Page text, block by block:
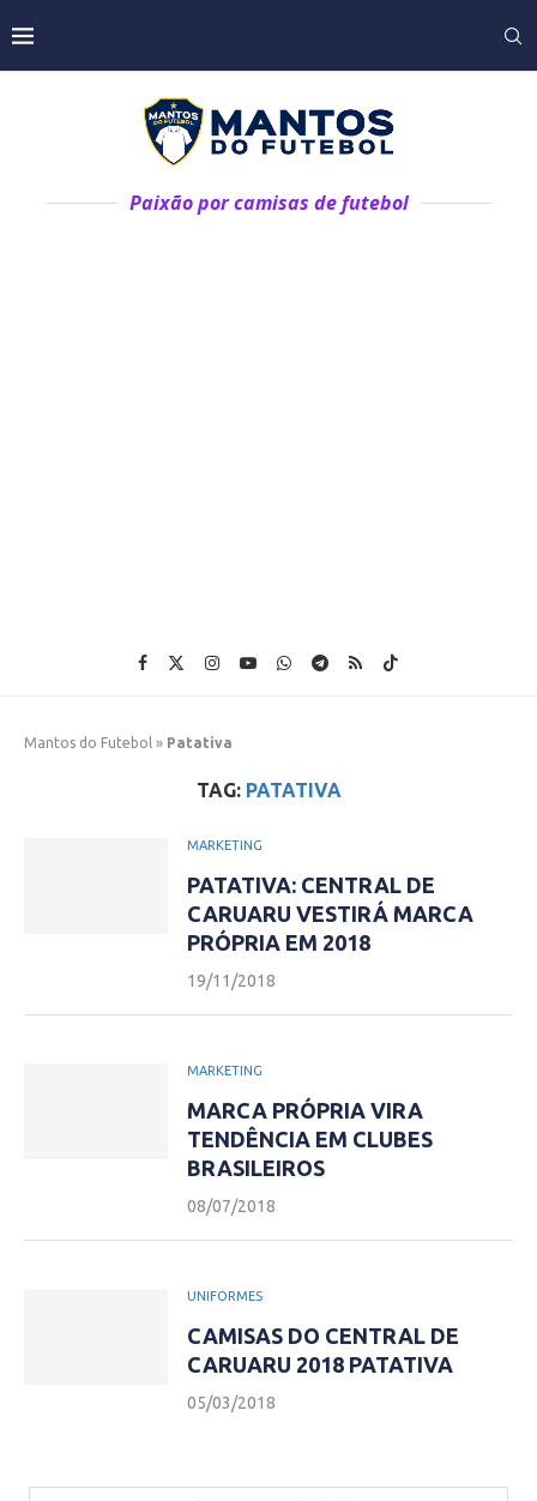
Paixão por camisas de futebol
Mantos do Futebol » Patativa
TAG: PATATIVA
MARKETING
PATATIVA: CENTRAL DE
CARUARU VESTIRÁ MARCA
PRÓPRIA EM 2018
19/11/2018
MARKETING
MARCA PRÓPRIA VIRA
TENDÊNCIA EM CLUBES
BRASILEIROS
08/07/2018
UNIFORMES
CAMISAS DO CENTRAL DE
CARUARU 2018 PATATIVA
05/03/2018